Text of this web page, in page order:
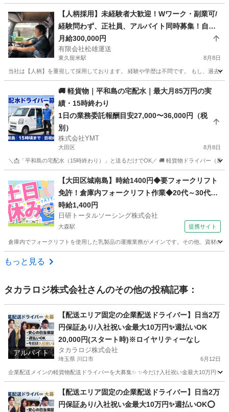
ドライバー 社用車
【人柄採用】未経験者大歓迎！Wワーク・副業可/
経験問わず、正社員、アルバイト同時募集！自由
度MAXの会社で働きませんか？
月給300,000円
有限会社松雄運送
東久留米駅 8月8日
当社は【人柄】を重視して採用しております。 経験や学歴は不問です。 もし、過去
東久留米市 東久留米駅 ドライバー スポット
🚚 軽貨物｜平和島の宅配水｜最大月85万円の実
績・15時終わり
1日の業務委託報酬目安27,000〜36,000円（税
別）
株式会社YMT
大田区 8月8日
＼📩「平和島の宅配水（15時終わり）」と送るだけでOK／ 🚚 軽貨物ドライ
ドライバー 貨物
【大田区城南島】時給1400円◆要フォークリフト
免許！倉庫内フォークリフト作業◆20代～30代活
躍中
時給1,400円
日研トータルソーシング株式会社
大森駅 提携サイト
倉庫内でフォークリフトを使用した乳製品の運搬業務がメインです。その他、資材の
東京 大田区
もっと見る
タカラロジ株式会社さんのその他の投稿記事：
アルバイト
【配送エリア固定の企業配送ドライバー】日当2万
円保証あり/入社祝い金最大10万円✨週払いOK
20,000円(スタート時)※ロイヤリティーなし
タカラロジ株式会社
埼玉県 川口市 6月12日
企業配送メインの軽貨物配送ドライバーを大募集✨ ✨今だけ入社祝い金最大10万円✨
ドライバー 貨物
【配送エリア固定の企業配送ドライバー】日当2万
円保証あり/入社祝い金最大10万円✨週払いOK⭕️